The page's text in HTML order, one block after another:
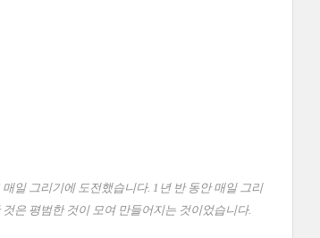
일 그리기에 도전했습니다. 1년 반 동안 매일 그리
은 평범한 것이 모여 만들어지는 것이었습니다.